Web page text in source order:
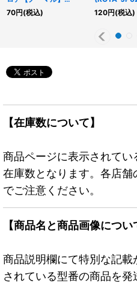
{25PP-JP018}《融合》
70円(税込)
スター》
120円(税込)
【在庫数について】
商品ページに表示されて
在庫数となります。各店
でご注意ください。
【商品名と商品画像につい
商品説明欄にて特別な記
されている型番の商品を